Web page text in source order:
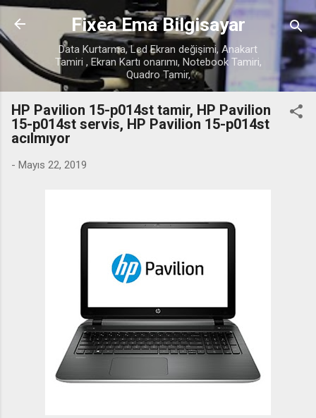
Ana içeriğe atla
Fixea Ema Bilgisayar
Data Kurtarma, Lcd Ekran değişimi, Anakart
Tamiri , Ekran Kartı onarımı, Notebook Tamiri,
Quadro Tamir,
HP Pavilion 15-p014st tamir, HP Pavilion
15-p014st servis, HP Pavilion 15-p014st
acılmıyor
- Mayıs 22, 2019